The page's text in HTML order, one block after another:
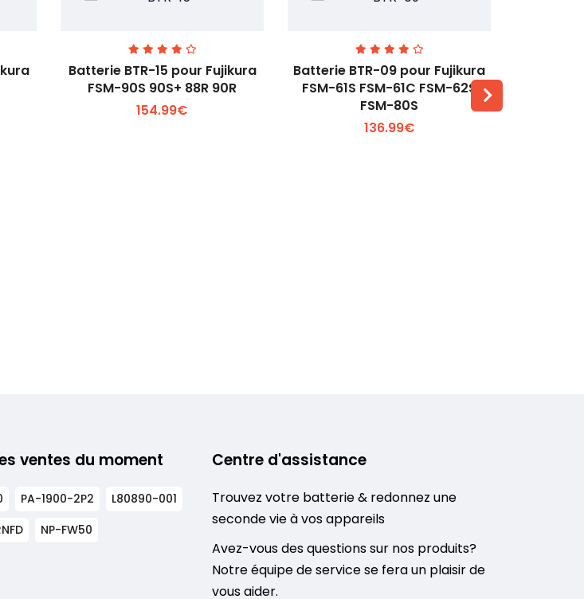
Voir plus +
Batterie BTR-15 pour Fujikura
FSM-90S 90S+ 88R 90R
154.99€
Voir plus +
Batterie BTR-09 pour Fujikura
FSM-61S FSM-61C FSM-62S
FSM-80S
136.99€
ventes du moment
PA-1900-2P2
L80890-001
NP-FW50
Centre d'assistance
Trouvez votre batterie & redonnez une
seconde vie à vos appareils
Avez-vous des questions sur nos produits?
Notre équipe de service se fera un plaisir de
vous aider.